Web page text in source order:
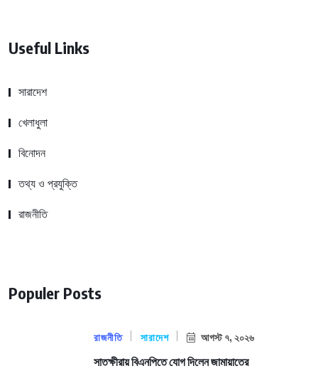
Useful Links
সারাদেশ
খেলাধুলা
বিনোদন
তথ্য ও প্রযুক্তি
রাজনীতি
Populer Posts
রাজনীতি সারাদেশ আগস্ট ৭, ২০২৬
সাতক্ষীরায় বিএনপিতে যোগ দিলেন জামায়াতের